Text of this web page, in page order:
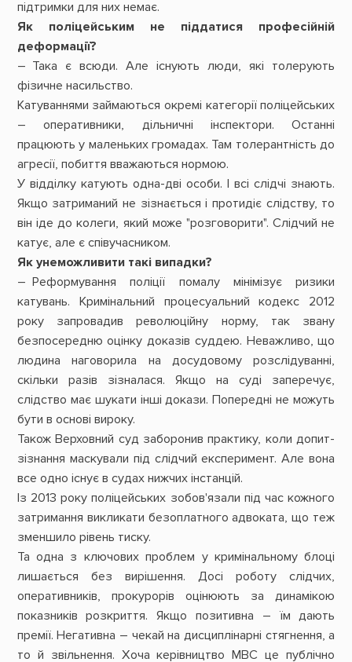
підтримки для них немає.
Як поліцейським не піддатися професійній
деформації?
– Така є всюди. Але існують люди, які толерують
фізичне насильство.
Катуваннями займаються окремі категорії поліцейських
– оперативники, дільничні інспектори. Останні
працюють у маленьких громадах. Там толерантність до
агресії, побиття вважаються нормою.
У відділку катують одна-дві особи. І всі слідчі знають.
Якщо затриманий не зізнається і протидіє слідству, то
він іде до колеги, який може "розговорити". Слідчий не
катує, але є співучасником.
Як унеможливити такі випадки?
– Реформування поліції помалу мінімізує ризики
катувань. Кримінальний процесуальний кодекс 2012
року запровадив революційну норму, так звану
безпосередню оцінку доказів суддею. Неважливо, що
людина наговорила на досудовому розслідуванні,
скільки разів зізналася. Якщо на суді заперечує,
слідство має шукати інші докази. Попередні не можуть
бути в основі вироку.
Також Верховний суд заборонив практику, коли допит-
зізнання маскували під слідчий експеримент. Але вона
все одно існує в судах нижчих інстанцій.
Із 2013 року поліцейських зобов'язали під час кожного
затримання викликати безоплатного адвоката, що теж
зменшило рівень тиску.
Та одна з ключових проблем у кримінальному блоці
лишається без вирішення. Досі роботу слідчих,
оперативників, прокурорів оцінюють за динамікою
показників розкриття. Якщо позитивна – їм дають
премії. Негативна – чекай на дисциплінарні стягнення, а
то й звільнення. Хоча керівництво МВС це публічно